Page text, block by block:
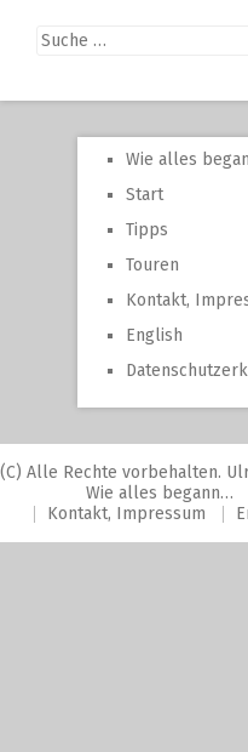
Suche
nach:
Wie alles
Start
Tipps
Touren
Kontakt,
English
(C) Alle Rechte vorbehalten.
Wie alles begann…
Kontakt, Impressum